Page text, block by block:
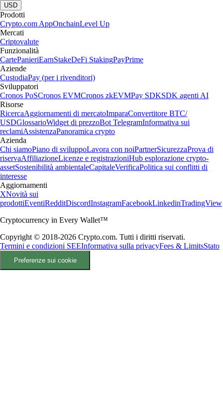
USD
Prodotti
Crypto.com AppOnchainLevel Up
Mercati
Criptovalute
Funzionalità
CartePanieriEarnStakeDeFi StakingPayPrime
Aziende
CustodiaPay (per i rivenditori)
Sviluppatori
Cronos PoSCronos EVMCronos zkEVMPay SDKSDK agenti AI
Risorse
RicercaAggiornamenti di mercatoImparaConvertitore BTC/
USDGlossarioWidget di prezzoBot TelegramInformativa sui
reclamiAssistenzaPanoramica crypto
Azienda
Chi siamoPiano di sviluppoLavora con noiPartnerSicurezzaProva di
riservaAffiliazioneLicenze e registrazioniHub esplorazione crypto-
assetSostenibilità ambientaleCapitaleVerificaPolitica sui conflitti di
interesse
Aggiornamenti
XNovità sui
prodottiEventiRedditDiscordInstagramFacebookLinkedinTradingView
Cryptocurrency in Every Wallet™
Copyright © 2018-2026 Crypto.com. Tutti i diritti riservati.
Termini e condizioni SEEInformativa sulla privacyFees & LimitsStato
Preferenze sui cookie